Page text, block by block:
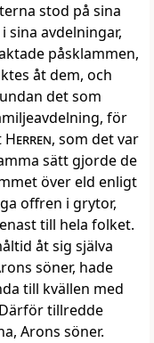
stod på sina
sina avdelningar,
påsklammen,
åt dem, och
det som
för
Herren, som det var
sätt gjorde de
över eld enligt
offren i grytor,
till hela folket.
åt sig själva
söner, hade
till kvällen med
tillredde
Arons söner.